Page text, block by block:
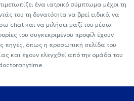
ένα ιατρικό σύμπτωμα μέχρι τη
του τη δυνατότητα να βρεί ειδικό, να
chat και να μιλήσει μαζί του μέσω
του συγκεκριμένου προφίλ έχουν
πηγές, όπως η προσωπική σελίδα του
και έχουν ελεγχθεί από την ομάδα του